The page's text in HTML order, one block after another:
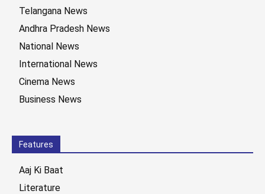
Telangana News
Andhra Pradesh News
National News
International News
Cinema News
Business News
Features
Aaj Ki Baat
Literature